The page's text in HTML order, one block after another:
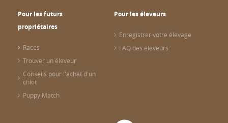
Pour les futurs
propriétaires
Races
Trouver un éleveur
Conseils pour l'achat d'un
chiot
Puppy Match
Pour les éleveurs
Enregistrer votre élevage
FAQ des éleveurs